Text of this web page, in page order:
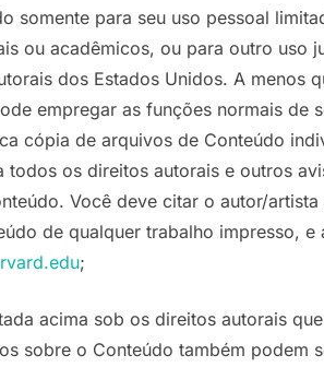
somente para seu uso pessoal
ou acadêmicos, ou para outro uso
dos Estados Unidos. A menos
empregar as funções normais de
cópia de arquivos de Conteúdo
todos os direitos autorais e outros
Você deve citar o autor/
de qualquer trabalho impresso, e
;
acima sob os direitos autorais
sobre o Conteúdo também podem